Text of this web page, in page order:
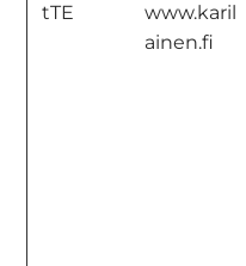
tTE
www.karil
ainen.fi